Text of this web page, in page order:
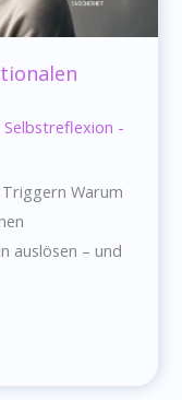
Selbstreflexion -
Warum
auslösen – und